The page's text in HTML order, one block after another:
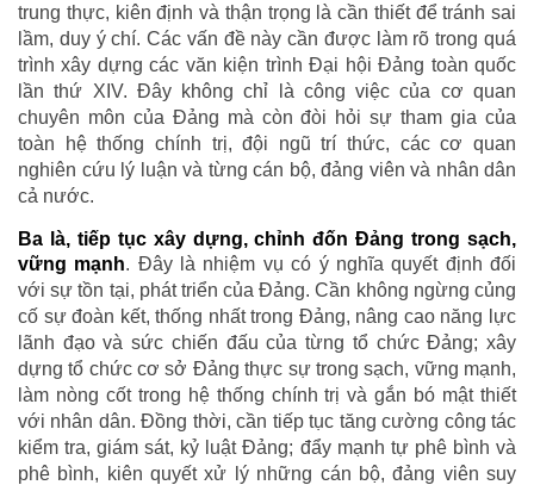
trung thực, kiên định và thận trọng là cần thiết để tránh sai
lầm, duy ý chí. Các vấn đề này cần được làm rõ trong quá
trình xây dựng các văn kiện trình Đại hội Đảng toàn quốc
lần thứ XIV. Đây không chỉ là công việc của cơ quan
chuyên môn của Đảng mà còn đòi hỏi sự tham gia của
toàn hệ thống chính trị, đội ngũ trí thức, các cơ quan
nghiên cứu lý luận và từng cán bộ, đảng viên và nhân dân
cả nước.
Ba là, tiếp tục xây dựng, chỉnh đốn Đảng trong sạch,
vững mạnh. Đây là nhiệm vụ có ý nghĩa quyết định đối
với sự tồn tại, phát triển của Đảng. Cần không ngừng củng
cố sự đoàn kết, thống nhất trong Đảng, nâng cao năng lực
lãnh đạo và sức chiến đấu của từng tổ chức Đảng; xây
dựng tổ chức cơ sở Đảng thực sự trong sạch, vững mạnh,
làm nòng cốt trong hệ thống chính trị và gắn bó mật thiết
với nhân dân. Đồng thời, cần tiếp tục tăng cường công tác
kiểm tra, giám sát, kỷ luật Đảng; đẩy mạnh tự phê bình và
phê bình, kiên quyết xử lý những cán bộ, đảng viên suy